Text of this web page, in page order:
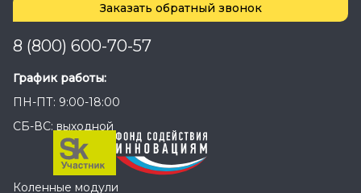
Коленные модули
Заказать обратный звонок
8 (800) 600-70-57
График работы:
ПН-ПТ: 9:00-18:00
СБ-ВС: выходной